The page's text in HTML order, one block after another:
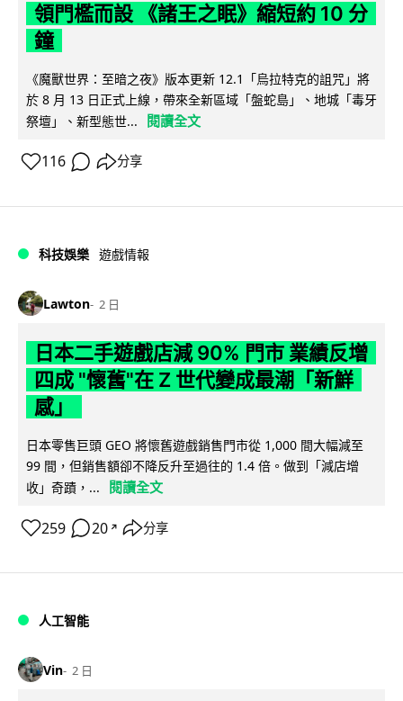
領門檻而設 《諸王之眠》縮短約 10 分
鐘
《魔獸世界：至暗之夜》版本更新 12.1「烏拉特克的詛咒」將
於 8 月 13 日正式上線，帶來全新區域「盤蛇島」、地城「毒牙
祭壇」、新型態世...
閱讀全文
116 分享
科技娛樂 遊戲情報
Lawton 2 日
日本二手遊戲店減 90% 門市 業績反增
四成 "懷舊"在 Z 世代變成最潮「新鮮
感」
日本零售巨頭 GEO 將懷舊遊戲銷售門市從 1,000 間大幅減至
99 間，但銷售額卻不降反升至過往的 1.4 倍。做到「減店增
收」奇蹟，...
閱讀全文
259 20 ↗ 分享
人工智能
Vin 2 日